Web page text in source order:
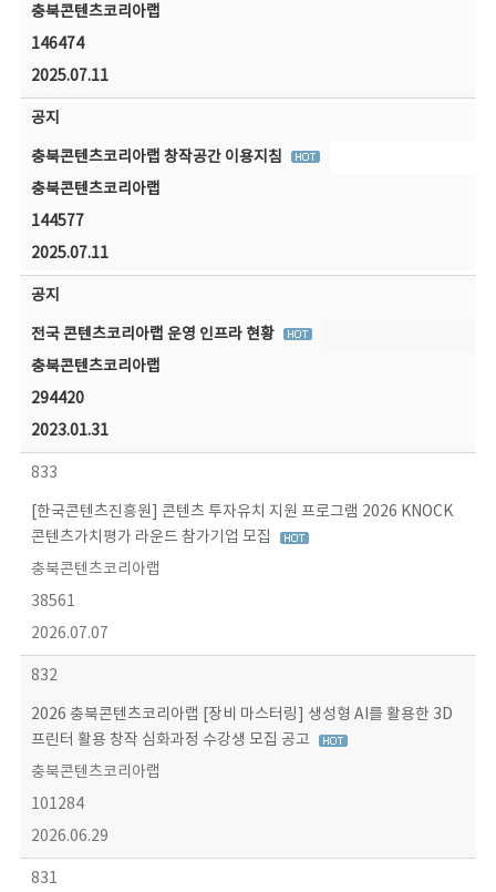
충북콘텐츠코리아랩
146474
2025.07.11
공지
충북콘텐츠코리아랩 창작공간 이용지침
충북콘텐츠코리아랩
144577
2025.07.11
공지
전국 콘텐츠코리아랩 운영 인프라 현황
충북콘텐츠코리아랩
294420
2023.01.31
833
[한국콘텐츠진흥원] 콘텐츠 투자유치 지원 프로그램 2026 KNOCK
콘텐츠가치평가 라운드 참가기업 모집
충북콘텐츠코리아랩
38561
2026.07.07
832
2026 충북콘텐츠코리아랩 [장비 마스터링] 생성형 AI를 활용한 3D
프린터 활용 창작 심화과정 수강생 모집 공고
충북콘텐츠코리아랩
101284
2026.06.29
831